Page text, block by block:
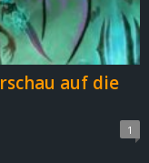
auf die
1